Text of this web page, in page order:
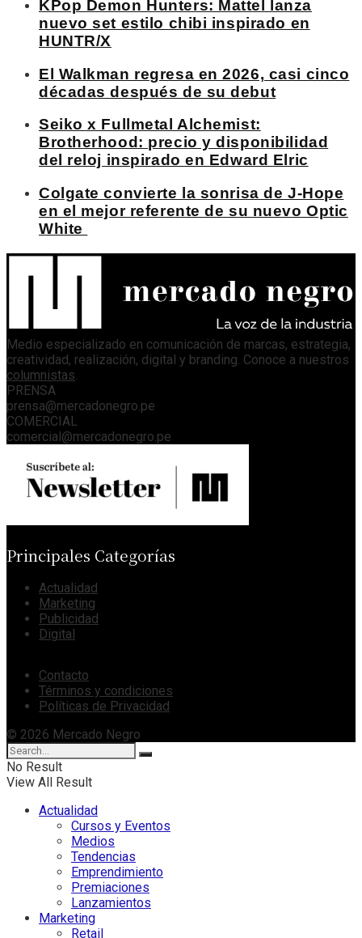
KPop Demon Hunters: Mattel lanza
nuevo set estilo chibi inspirado en
HUNTR/X
El Walkman regresa en 2026, casi cinco
décadas después de su debut
Seiko x Fullmetal Alchemist:
Brotherhood: precio y disponibilidad
del reloj inspirado en Edward Elric
Colgate convierte la sonrisa de J-Hope
en el mejor referente de su nuevo Optic
White
Medio especializado en comunicación de marcas, estrategia,
creatividad, realización, digital y branding. Conoce a nuestros
columnistas.
PRENSA
prensa@mercadonegro.pe
COMERCIAL
comercial@mercadonegro.pe
Principales Categorías
Actualidad
Marketing
Publicidad
Digital
Contacto
Términos y condiciones
Políticas de Privacidad
© 2026 Mercado Negro
No Result
View All Result
Actualidad
Cursos y Eventos
Medios
Tendencias
Emprendimiento
Premiaciones
Lanzamientos
Marketing
Retail